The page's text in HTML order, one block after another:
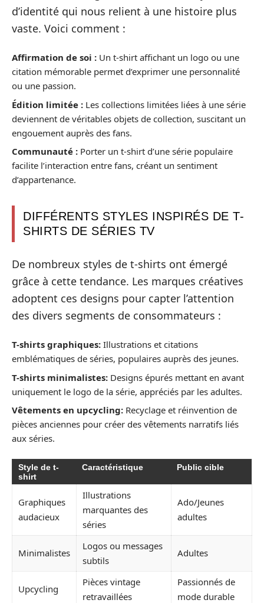
d’identité qui nous relient à une histoire plus
vaste. Voici comment :
Affirmation de soi : Un t-shirt affichant un logo ou une
citation mémorable permet d’exprimer une personnalité
ou une passion.
Édition limitée : Les collections limitées liées à une série
deviennent de véritables objets de collection, suscitant un
engouement auprès des fans.
Communauté : Porter un t-shirt d’une série populaire
facilite l’interaction entre fans, créant un sentiment
d’appartenance.
DIFFÉRENTS STYLES INSPIRÉS DE T-
SHIRTS DE SÉRIES TV
De nombreux styles de t-shirts ont émergé
grâce à cette tendance. Les marques créatives
adoptent ces designs pour capter l’attention
des divers segments de consommateurs :
T-shirts graphiques: Illustrations et citations
emblématiques de séries, populaires auprès des jeunes.
T-shirts minimalistes: Designs épurés mettant en avant
uniquement le logo de la série, appréciés par les adultes.
Vêtements en upcycling: Recyclage et réinvention de
pièces anciennes pour créer des vêtements narratifs liés
aux séries.
Style de t-
shirt
Caractéristique Public cible
Graphiques
audacieux
Illustrations
marquantes des
séries
Ado/Jeunes
adultes
Minimalistes
Logos ou messages
subtils
Adultes
Upcycling
Pièces vintage
retravaillées
Passionnés de
mode durable